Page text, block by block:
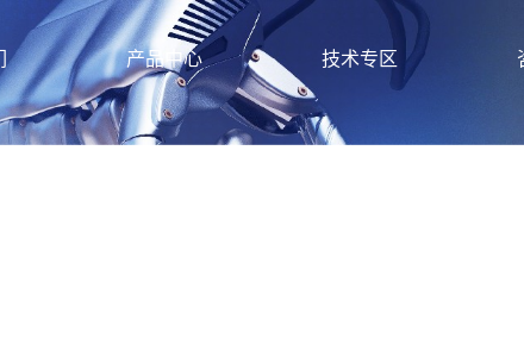
产品中心 技术专区